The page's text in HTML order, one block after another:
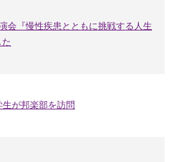
会『慢性疾患とともに挑戦する人生
が邦楽部を訪問